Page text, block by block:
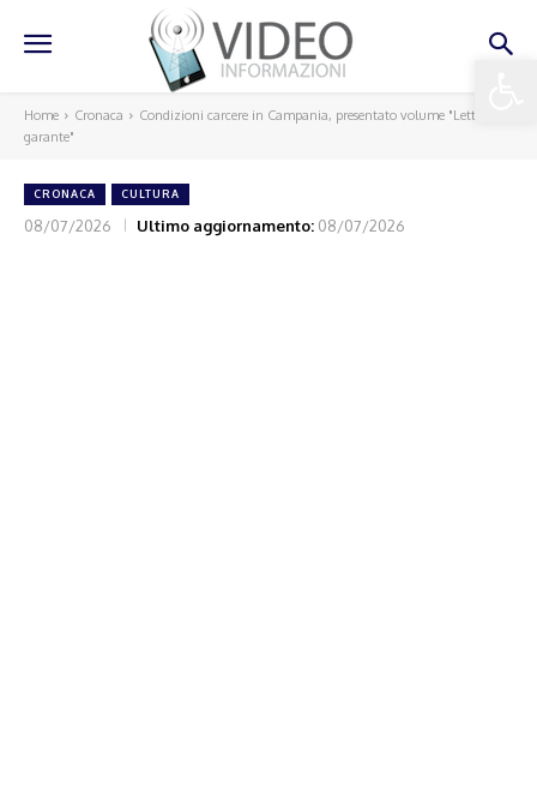
Home Cronaca
Condizioni carcere in Campania, presentato volume "Lettere al
garante"
CRONACA CULTURA
08/07/2026 Ultimo aggiornamento: 08/07/2026